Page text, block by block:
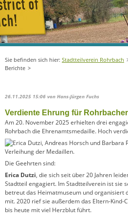
Stadtteilverein Rohrbach
Berichte
26.11.2025 15:06 von Hans-Jürgen Fuchs
Verdiente Ehrung für
Am 20. November 2025 erhielten drei
Rohrbach die Ehrenamtsmedaille. Hoch
Die Geehrten sind:
Erica Dutzi, die sich seit über 20 Jahren
Stadtteil engagiert. Im Stadtteilverein ist sie
betreut das Heimatmuseum und organisiert
mit. 2020 rief sie außerdem das Eltern-Kind-
bis heute mit viel Herzblut führt.